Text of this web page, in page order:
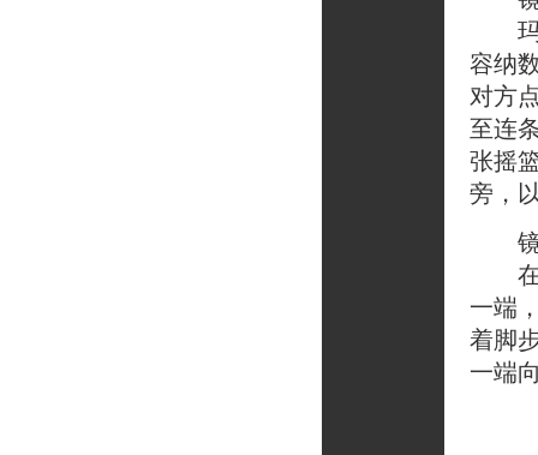
玛
容纳
对方
至连
张摇
旁，
镜
在
一端
着脚
一端